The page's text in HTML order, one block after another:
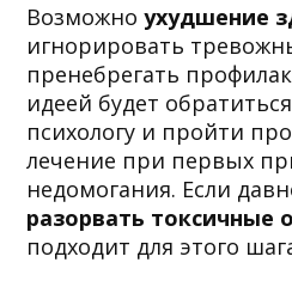
Возможно ухудшение
игнорировать
пренебрегать
идеей будет
психологу и пройти
лечение при первых
недомогания. Если
разорвать токсичные
подходит для этого